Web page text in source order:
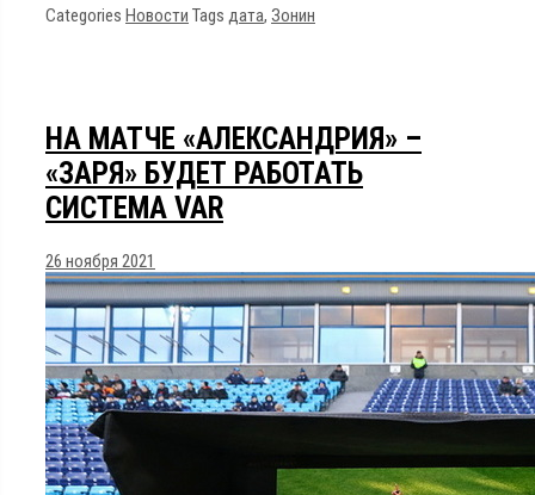
Categories Новости Tags дата, Зонин
НА МАТЧЕ «АЛЕКСАНДРИЯ» –
«ЗАРЯ» БУДЕТ РАБОТАТЬ
СИСТЕМА VAR
26 ноября 2021